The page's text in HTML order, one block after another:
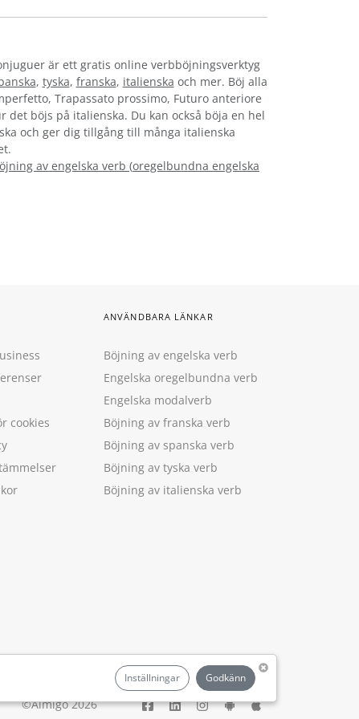
är ett gratis online verbböjningsverktyg
, tyska, franska, italienska och mer. Böj alla
Trapassato prossimo, Futuro anteriore
böjs på italienska. Du kan också böja en hel
och ger dig tillgång till många italienska
av engelska verb (oregelbundna engelska
Inställningar Godkänn
cookies
ANVÄNDBARA LÄNKAR
Böjning av engelska verb
Engelska oregelbundna verb
Engelska modalverb
Böjning av franska verb
Böjning av spanska verb
Böjning av tyska verb
Böjning av italienska verb
©Aimigo 2026